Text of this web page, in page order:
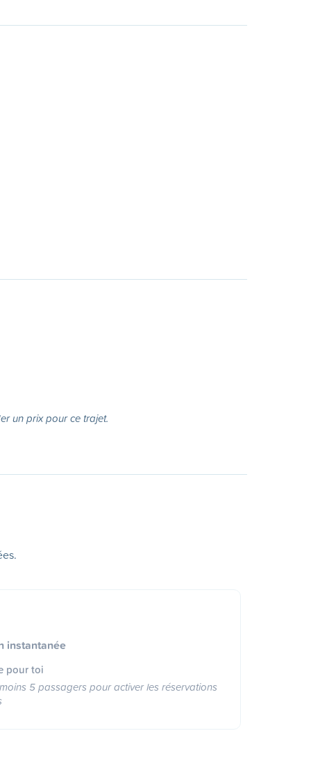
un prix pour ce trajet.
instantanée
pour toi
5 passagers pour activer les réservations